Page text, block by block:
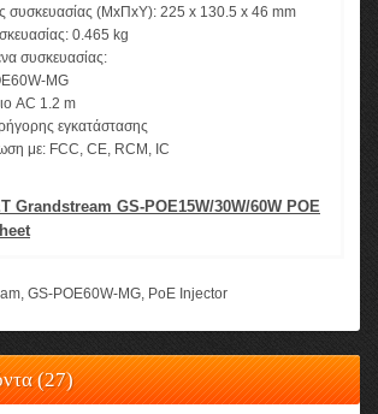
συσκευασίας (ΜxΠxΥ): 225 x 130.5 x 46 mm
0.465 kg
συσκευασίας:
MG
AC 1.2 m
εγκατάστασης
με: FCC, CE, RCM, IC
Grandstream GS-POE15W/30W/60W POE
, GS-POE60W-MG, PoE Injector
(27)